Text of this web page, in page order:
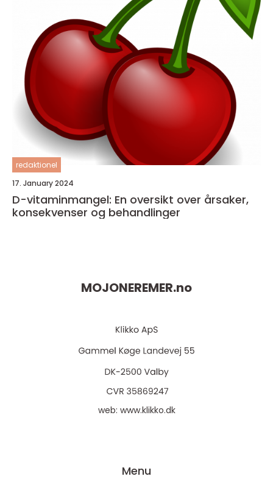
redaktionel
17. January 2024
D-vitaminmangel: En oversikt over årsaker,
konsekvenser og behandlinger
MOJONEREMER.no
web: www.klikko.dk
Menu